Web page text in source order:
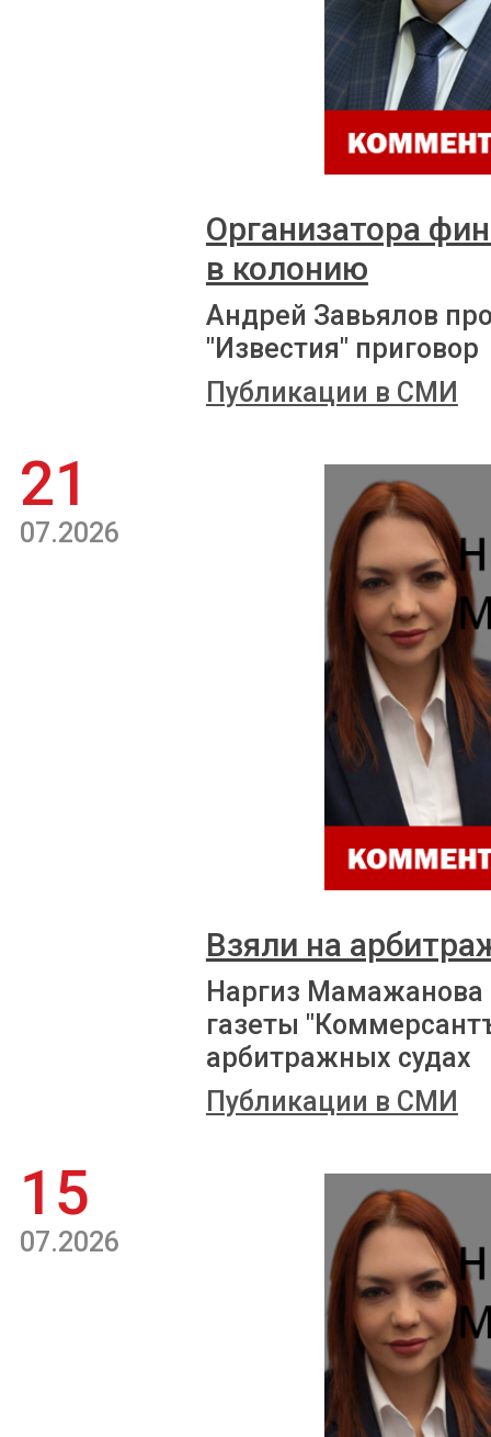
Организатора
в колонию
Андрей Завьялов
"Известия" приговор
Публикации в СМИ
21
07.2026
Взяли на
Наргиз Мамажанова
газеты
арбитражных судах
Публикации в СМИ
15
07.2026